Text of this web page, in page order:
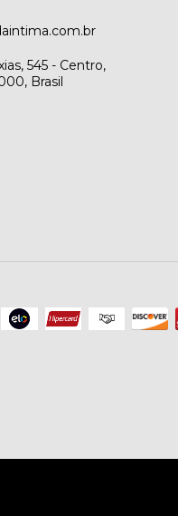
545 - Centro,
Brasil